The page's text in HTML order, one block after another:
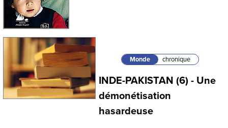
Monde chronique
INDE-PAKISTAN (6) - Une
démonétisation
hasardeuse